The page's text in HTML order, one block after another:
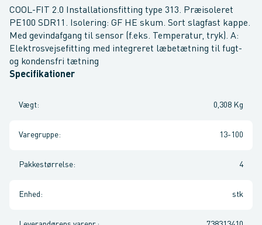
COOL-FIT 2.0 Installationsfitting type 313. Præisoleret
PE100 SDR11. Isolering: GF HE skum. Sort slagfast kappe.
Med gevindafgang til sensor (f.eks. Temperatur, tryk). A:
Elektrosvejsefitting med integreret læbetætning til fugt-
og kondensfri tætning
Specifikationer
Vægt: 0,308 Kg
Varegruppe: 13-100
Pakkestørrelse: 4
Enhed : stk